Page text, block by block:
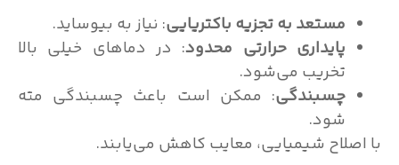
مستعد به تجزیه باکتریایی: نیاز به بیوساید.
پایداری حرارتی محدود: در دماهای خیلی بالا
تخریب می‌شود.
چسبندگی: ممکن است باعث چسبندگی مته
شیمیایی، معایب کاهش می‌یابند.